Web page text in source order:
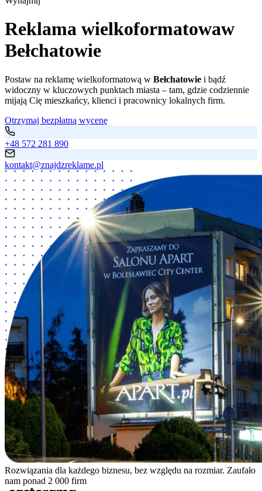
Reklama wielkoformatowaw
Bełchatowie
Postaw na reklamę wielkoformatową w Bełchatowie i bądź
widoczny w kluczowych punktach miasta – tam, gdzie codziennie
mijają Cię mieszkańcy, klienci i pracownicy lokalnych firm.
Otrzymaj bezpłatną wycenę
+48 572 281 890
kontakt@znajdzreklame.pl
Rozwiązania dla każdego biznesu, bez względu na rozmiar. Zaufało
nam ponad 2 000 firm